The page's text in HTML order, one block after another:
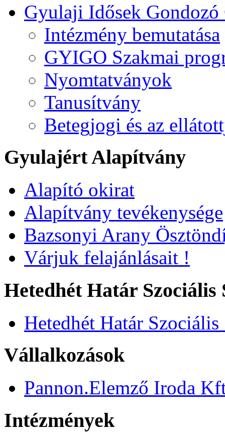
Gyulaji Idősek Gondozó
Intézmény bemutatása
GYIGO Szakmai
Nyomtatványok
Tanusítvány
Betegjogi és az
Gyulajért Alapítvány
Alapító okirat
Alapítvány tevékenysége
Bazsonyi Arany
Várjuk felajánlásait !
Hetedhét Határ Szociális
Hetedhét Határ Szociális
Vállalkozások
Pannon.Elemző Iroda
Intézmények